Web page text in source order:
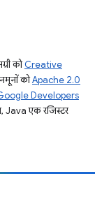
कोCreative
कोApache 2.0
Developers
Java एक रजिस्टर